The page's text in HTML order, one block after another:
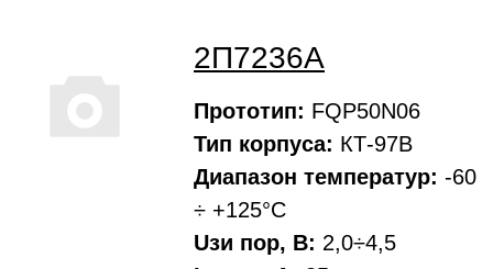
2П7236А
Прототип: FQP50N06
Тип корпуса: КТ-97В
Диапазон температур: -60
÷ +125°С
Uзи пор, В: 2,0÷4,5